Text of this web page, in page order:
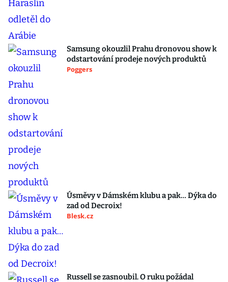
Samsung okouzlil Prahu dronovou show k
odstartování prodeje nových produktů
Poggers
Úsměvy v Dámském klubu a pak… Dýka do
zad od Decroix!
Blesk.cz
Russell se zasnoubil. O ruku požádal